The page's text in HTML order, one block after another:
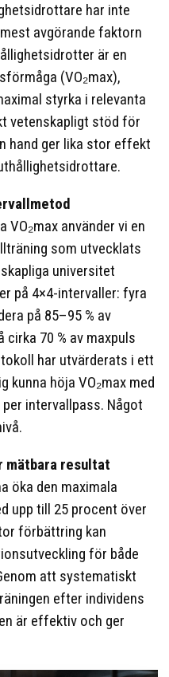
har inte
avgörande faktorn
är en
(VO₂max),
styrka i relevanta
vetenskapligt stöd för
hand ger lika stor effekt
använder vi en
som utvecklats
universitet
på 4×4-intervaller: fyra
på 85–95 % av
cirka 70 % av maxpuls
har utvärderats i ett
höja VO₂max med
intervallpass. Något
resultat
öka den maximala
upp till 25 procent över
förbättring kan
för både
att systematiskt
efter individens
är effektiv och ger